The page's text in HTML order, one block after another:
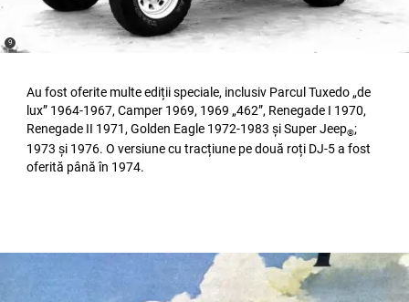
Au fost oferite multe ediții speciale, inclusiv Parcul Tuxedo „de
lux” 1964-1967, Camper 1969, 1969 „462”, Renegade I 1970,
Renegade II 1971, Golden Eagle 1972-1983 și Super Jeep®;
1973 și 1976. O versiune cu tracțiune pe două roți DJ-5 a fost
oferită până în 1974.
(
Disclosure
9)